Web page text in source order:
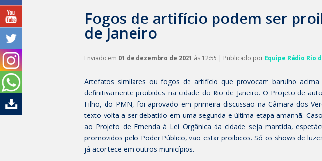
Fogos de artifício podem ser
de Janeiro
Enviado em 01 de dezembro de 2021 às 12:55 | Publicado por Equipe Rádio Rio
Artefatos similares ou fogos de artifício que provocam barulho
definitivamente proibidos na cidade do Rio de Janeiro. O Projeto de
Filho, do PMN, foi aprovado em primeira discussão na Câmara dos
texto volta a ser debatido em uma segunda e última etapa amanhã.
ao Projeto de Emenda à Lei Orgânica da cidade seja mantida,
promovidos pelo Poder Público, vão estar proibidos. Só os shows de
já acontece em outros municípios.